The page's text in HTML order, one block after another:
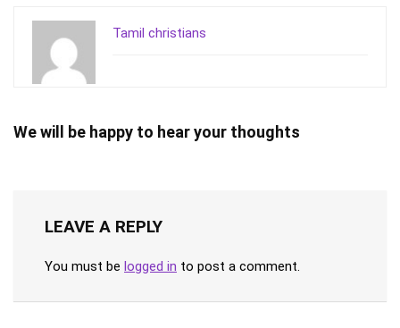
Tamil christians
We will be happy to hear your thoughts
LEAVE A REPLY
You must be logged in to post a comment.